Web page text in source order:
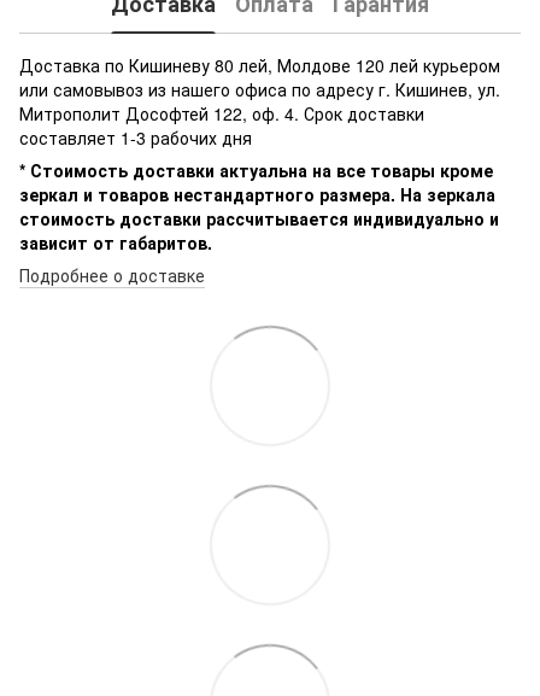
Доставка по Кишиневу 80 лей, Молдове 120 лей курьером
или самовывоз из нашего офиса по адресу г. Кишинев, ул.
Митрополит Дософтей 122, оф. 4. Срок доставки
составляет 1-3 рабочих дня
* Стоимость доставки актуальна на все товары кроме
зеркал и товаров нестандартного размера. На зеркала
стоимость доставки рассчитывается индивидуально и
зависит от габаритов.
Подробнее о доставке